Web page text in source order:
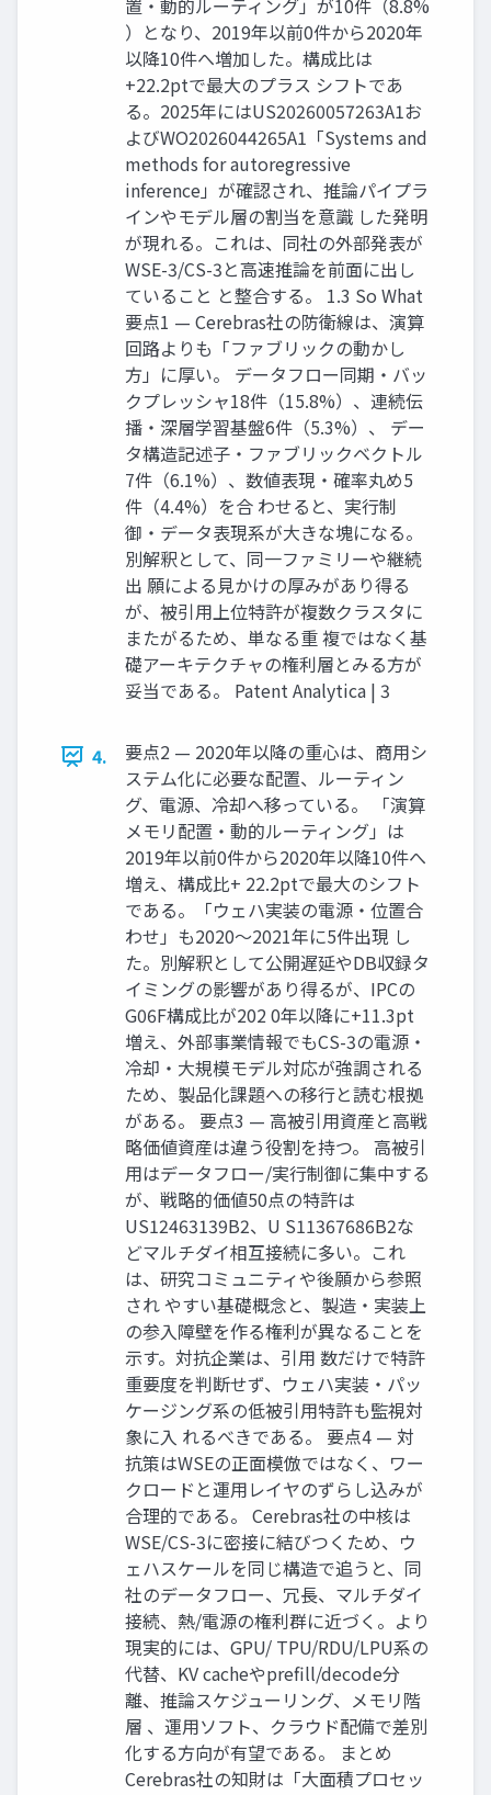
置・動的ルーティング」が10件（8.8%
）となり、2019年以前0件から2020年
以降10件へ増加した。構成比は
+22.2ptで最大のプラス シフトであ
る。2025年にはUS20260057263A1お
よびWO2026044265A1「Systems and
methods for autoregressive
inference」が確認され、推論パイプラ
インやモデル層の割当を意識 した発明
が現れる。これは、同社の外部発表が
WSE-3/CS-3と高速推論を前面に出し
ていること と整合する。 1.3 So What
要点1 — Cerebras社の防衛線は、演算
回路よりも「ファブリックの動かし
方」に厚い。 データフロー同期・バッ
クプレッシャ18件（15.8%）、連続伝
播・深層学習基盤6件（5.3%）、 デー
タ構造記述子・ファブリックベクトル
7件（6.1%）、数値表現・確率丸め5
件（4.4%）を合 わせると、実行制
御・データ表現系が大きな塊になる。
別解釈として、同一ファミリーや継続
出 願による見かけの厚みがあり得る
が、被引用上位特許が複数クラスタに
またがるため、単なる重 複ではなく基
礎アーキテクチャの権利層とみる方が
妥当である。 Patent Analytica | 3
4.
要点2 — 2020年以降の重心は、商用シ
ステム化に必要な配置、ルーティン
グ、電源、冷却へ移っている。 「演算
メモリ配置・動的ルーティング」は
2019年以前0件から2020年以降10件へ
増え、構成比+ 22.2ptで最大のシフト
である。「ウェハ実装の電源・位置合
わせ」も2020〜2021年に5件出現 し
た。別解釈として公開遅延やDB収録タ
イミングの影響があり得るが、IPCの
G06F構成比が202 0年以降に+11.3pt
増え、外部事業情報でもCS-3の電源・
冷却・大規模モデル対応が強調される
ため、製品化課題への移行と読む根拠
がある。 要点3 — 高被引用資産と高戦
略価値資産は違う役割を持つ。 高被引
用はデータフロー/実行制御に集中する
が、戦略的価値50点の特許は
US12463139B2、U S11367686B2な
どマルチダイ相互接続に多い。これ
は、研究コミュニティや後願から参照
され やすい基礎概念と、製造・実装上
の参入障壁を作る権利が異なることを
示す。対抗企業は、引用 数だけで特許
重要度を判断せず、ウェハ実装・パッ
ケージング系の低被引用特許も監視対
象に入 れるべきである。 要点4 — 対
抗策はWSEの正面模倣ではなく、ワー
クロードと運用レイヤのずらし込みが
合理的である。 Cerebras社の中核は
WSE/CS-3に密接に結びつくため、ウ
ェハスケールを同じ構造で追うと、同
社のデータフロー、冗長、マルチダイ
接続、熱/電源の権利群に近づく。より
現実的には、GPU/ TPU/RDU/LPU系の
代替、KV cacheやprefill/decode分
離、推論スケジューリング、メモリ階
層 、運用ソフト、クラウド配備で差別
化する方向が有望である。 まとめ
Cerebras社の知財は「大面積プロセッ